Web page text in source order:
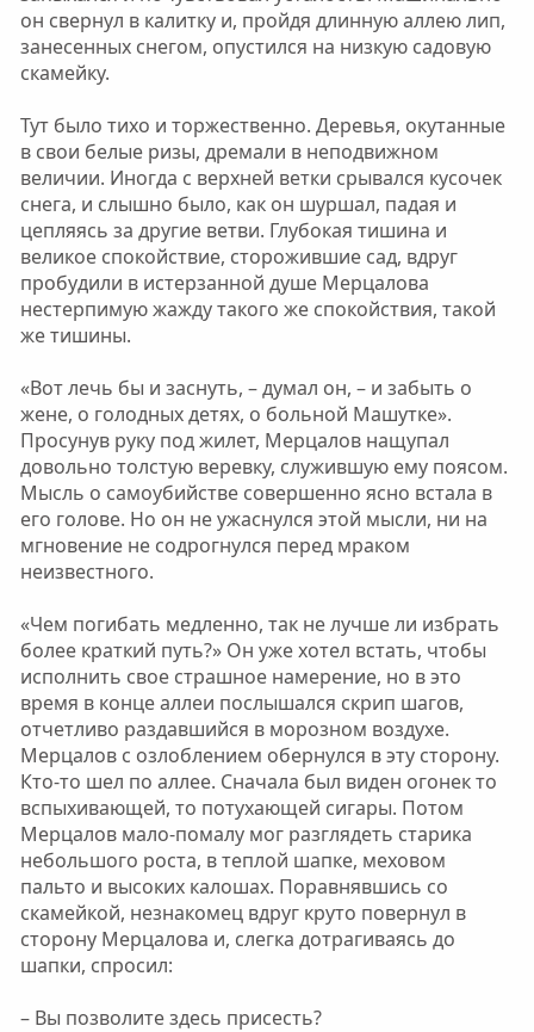
он свернул в калитку и, пройдя длинную аллею лип,
занесенных снегом, опустился на низкую садовую
скамейку.
Тут было тихо и торжественно. Деревья, окутанные
в свои белые ризы, дремали в неподвижном
величии. Иногда с верхней ветки срывался кусочек
снега, и слышно было, как он шуршал, падая и
цепляясь за другие ветви. Глубокая тишина и
великое спокойствие, сторожившие сад, вдруг
пробудили в истерзанной душе Мерцалова
нестерпимую жажду такого же спокойствия, такой
же тишины.
«Вот лечь бы и заснуть, – думал он, – и забыть о
жене, о голодных детях, о больной Машутке».
Просунув руку под жилет, Мерцалов нащупал
довольно толстую веревку, служившую ему поясом.
Мысль о самоубийстве совершенно ясно встала в
его голове. Но он не ужаснулся этой мысли, ни на
мгновение не содрогнулся перед мраком
неизвестного.
«Чем погибать медленно, так не лучше ли избрать
более краткий путь?» Он уже хотел встать, чтобы
исполнить свое страшное намерение, но в это
время в конце аллеи послышался скрип шагов,
отчетливо раздавшийся в морозном воздухе.
Мерцалов с озлоблением обернулся в эту сторону.
Кто-то шел по аллее. Сначала был виден огонек то
вспыхивающей, то потухающей сигары. Потом
Мерцалов мало-помалу мог разглядеть старика
небольшого роста, в теплой шапке, меховом
пальто и высоких калошах. Поравнявшись со
скамейкой, незнакомец вдруг круто повернул в
сторону Мерцалова и, слегка дотрагиваясь до
шапки, спросил:
– Вы позволите здесь присесть?